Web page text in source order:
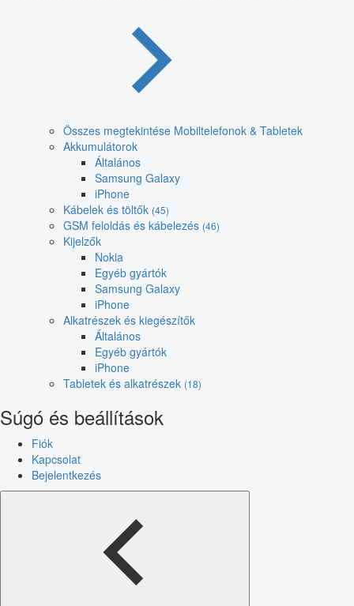
Összes megtekintése Mobiltelefonok & Tabletek
Akkumulátorok
Általános
Samsung Galaxy
iPhone
Kábelek és töltők (45)
GSM feloldás és kábelezés (46)
Kijelzők
Nokia
Egyéb gyártók
Samsung Galaxy
iPhone
Alkatrészek és kiegészítők
Általános
Egyéb gyártók
iPhone
Tabletek és alkatrészek (18)
Súgó és beállítások
Fiók
Kapcsolat
Bejelentkezés